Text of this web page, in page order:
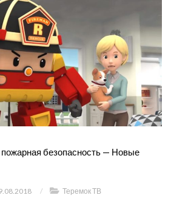
безопасность — Новые
/ Теремок ТВ